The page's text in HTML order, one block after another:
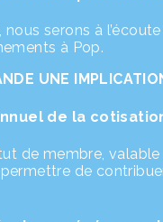
nous serons à
à Pop.
UNE
de la
de membre,
de